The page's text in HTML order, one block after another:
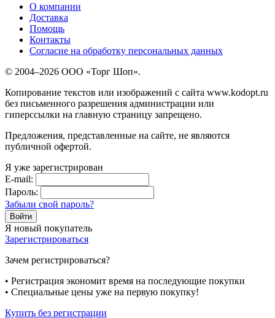
О компании
Доставка
Помощь
Контакты
Согласие на обработку персональных данных
© 2004–2026 ООО «Торг Шоп».
Копирование текстов или изображений с сайта www.kodopt.ru
без письменного разрешения администрации или
гиперссылки на главную страницу запрещено.
Предложения, представленные на сайте, не являются
публичной офертой.
Я уже зарегистрирован
E-mail:
Пароль:
Забыли свой пароль?
Я новый покупатель
Зарегистрироваться
Зачем регистрироваться?
• Регистрация экономит время на последующие покупки
• Специальные цены уже на первую покупку!
Купить без регистрации